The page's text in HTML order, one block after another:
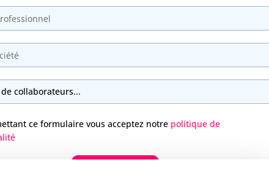
ce formulaire vous acceptez notre politique de